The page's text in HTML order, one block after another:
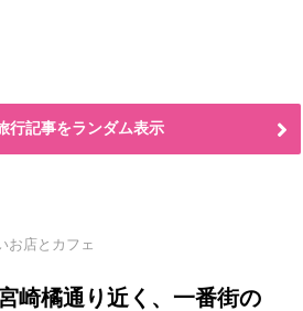
行記事をランダム表示
お店とカフェ
崎橘通り近く、一番街の